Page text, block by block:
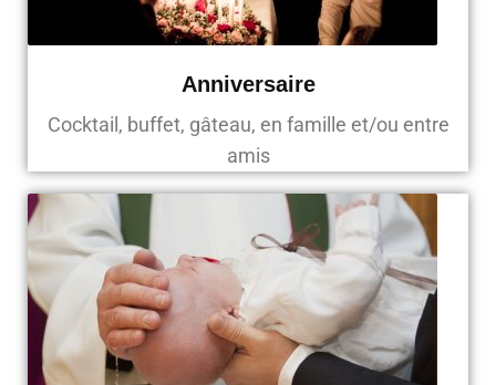
Anniversaire
Cocktail, buffet, gâteau, en famille et/ou entre
amis